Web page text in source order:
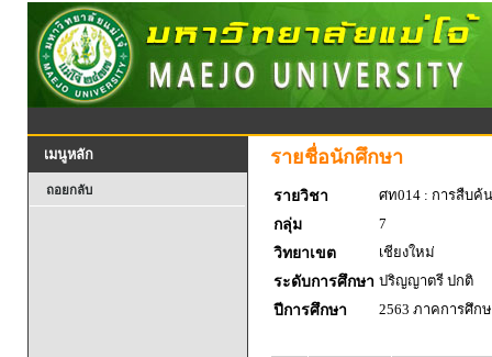
เมนูหลัก
ถอยกลับ
รายชื่อนักศึกษา
รายวิชา
ศท014 : การสืบค้
กลุ่ม
7
วิทยาเขต
เชียงใหม่
ระดับการศึกษา ปริญญาตรี ปกติ
ปีการศึกษา
2563 ภาคการศึก